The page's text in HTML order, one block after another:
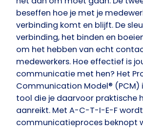
beseffen hoe je met je
verbinding komt en blijft. De
verbinding, het binden en
om het hebben van echt
medewerkers. Hoe effectief is
communicatie met hen? Het
Communication Model® (PCM)
tool die je daarvoor praktische
aanreikt. Met A-C-T-I-E-F
communicatieproces beknopt